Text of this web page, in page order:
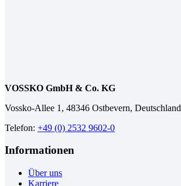
VOSSKO GmbH & Co. KG
Vossko-Allee 1, 48346 Ostbevern, Deutschland
Telefon: +49 (0) 2532 9602-0
Informationen
Über uns
Karriere